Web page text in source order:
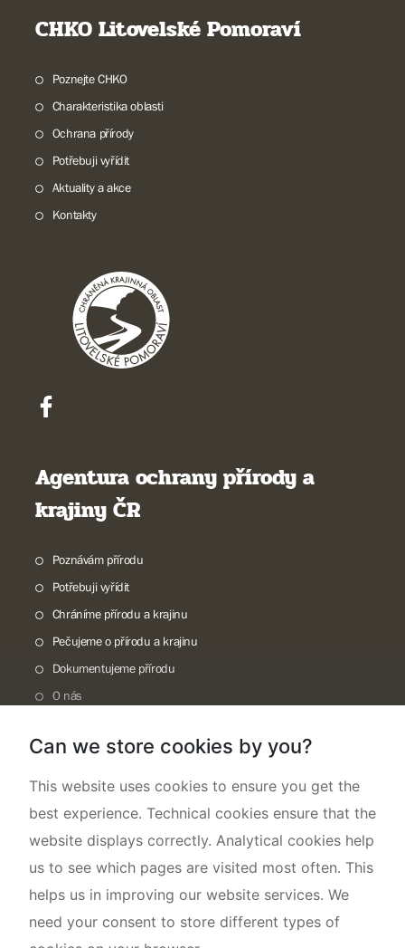
CHKO Litovelské Pomoraví
Poznejte CHKO
Charakteristika oblasti
Ochrana přírody
Potřebuji vyřídit
Aktuality a akce
Kontakty
Agentura ochrany přírody a
krajiny ČR
Poznávám přírodu
Potřebuji vyřídit
Chráníme přírodu a krajinu
Pečujeme o přírodu a krajinu
Dokumentujeme přírodu
O nás
Can we store cookies by you?
This website uses cookies to ensure you get the
best experience. Technical cookies ensure that the
website displays correctly. Analytical cookies help
us to see which pages are visited most often. This
helps us in improving our website services. We
need your consent to store different types of